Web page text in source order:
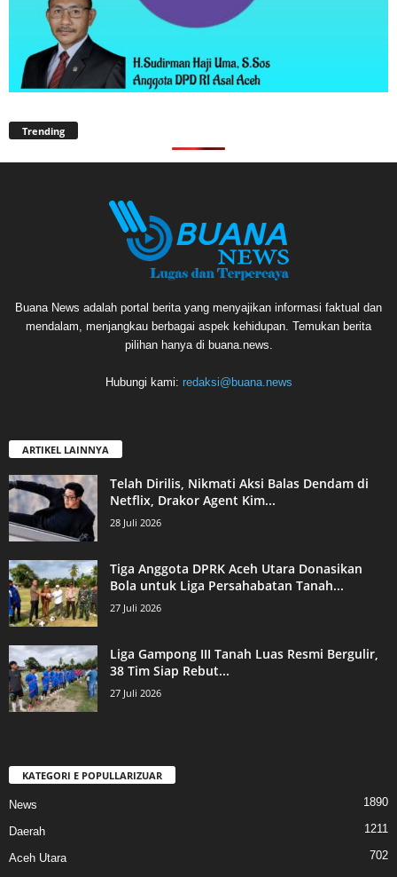
Trending
Buana News adalah portal berita yang menyajikan informasi faktual dan
mendalam, menjangkau berbagai aspek kehidupan. Temukan berita
pilihan hanya di buana.news.
Hubungi kami: redaksi@buana.news
ARTIKEL LAINNYA
Telah Dirilis, Nikmati Aksi Balas Dendam di
Netflix, Drakor Agent Kim...
28 Juli 2026
Tiga Anggota DPRK Aceh Utara Donasikan
Bola untuk Liga Persahabatan Tanah...
27 Juli 2026
Liga Gampong III Tanah Luas Resmi Bergulir,
38 Tim Siap Rebut...
27 Juli 2026
KATEGORI E POPULLARIZUAR
News 1890
Daerah 1211
Aceh Utara
702